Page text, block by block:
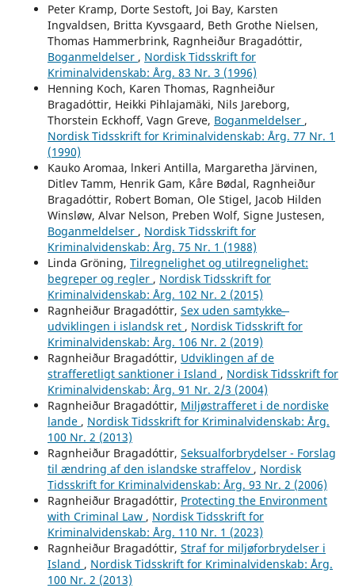
Peter Kramp, Dorte Sestoft, Joi Bay, Karsten
Ingvaldsen, Britta Kyvsgaard, Beth Grothe Nielsen,
Thomas Hammerbrink, Ragnheiður Bragadóttir,
Boganmeldelser , Nordisk Tidsskrift for
Kriminalvidenskab: Årg. 83 Nr. 3 (1996)
Henning Koch, Karen Thomas, Ragnheiður
Bragadóttir, Heikki Pihlajamäki, Nils Jareborg,
Thorstein Eckhoff, Vagn Greve, Boganmeldelser ,
Nordisk Tidsskrift for Kriminalvidenskab: Årg. 77 Nr. 1
(1990)
Kauko Aromaa, lnkeri Antilla, Margaretha Järvinen,
Ditlev Tamm, Henrik Gam, Kåre Bødal, Ragnheiður
Bragadóttir, Robert Boman, Ole Stigel, Jacob Hilden
Winsløw, Alvar Nelson, Preben Wolf, Signe Justesen,
Boganmeldelser , Nordisk Tidsskrift for
Kriminalvidenskab: Årg. 75 Nr. 1 (1988)
Linda Gröning, Tilregnelighet og utilregnelighet:
begreper og regler , Nordisk Tidsskrift for
Kriminalvidenskab: Årg. 102 Nr. 2 (2015)
Ragnheiður Bragadóttir, Sex uden samtykke ̶
udviklingen i islandsk ret , Nordisk Tidsskrift for
Kriminalvidenskab: Årg. 106 Nr. 2 (2019)
Ragnheiður Bragadóttir, Udviklingen af de
strafferetligt sanktioner i Island , Nordisk Tidsskrift for
Kriminalvidenskab: Årg. 91 Nr. 2/3 (2004)
Ragnheiður Bragadóttir, Miljøstrafferet i de nordiske
lande , Nordisk Tidsskrift for Kriminalvidenskab: Årg.
100 Nr. 2 (2013)
Ragnheiður Bragadóttir, Seksualforbrydelser - Forslag
til ændring af den islandske straffelov , Nordisk
Tidsskrift for Kriminalvidenskab: Årg. 93 Nr. 2 (2006)
Ragnheiður Bragadóttir, Protecting the Environment
with Criminal Law , Nordisk Tidsskrift for
Kriminalvidenskab: Årg. 110 Nr. 1 (2023)
Ragnheiður Bragadóttir, Straf for miljøforbrydelser i
Island , Nordisk Tidsskrift for Kriminalvidenskab: Årg.
100 Nr. 2 (2013)